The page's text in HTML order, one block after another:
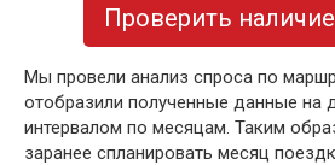
Проверить
Мы провели анализ спроса по
отобразили полученные данные на
интервалом по месяцам. Таким
заранее спланировать месяц